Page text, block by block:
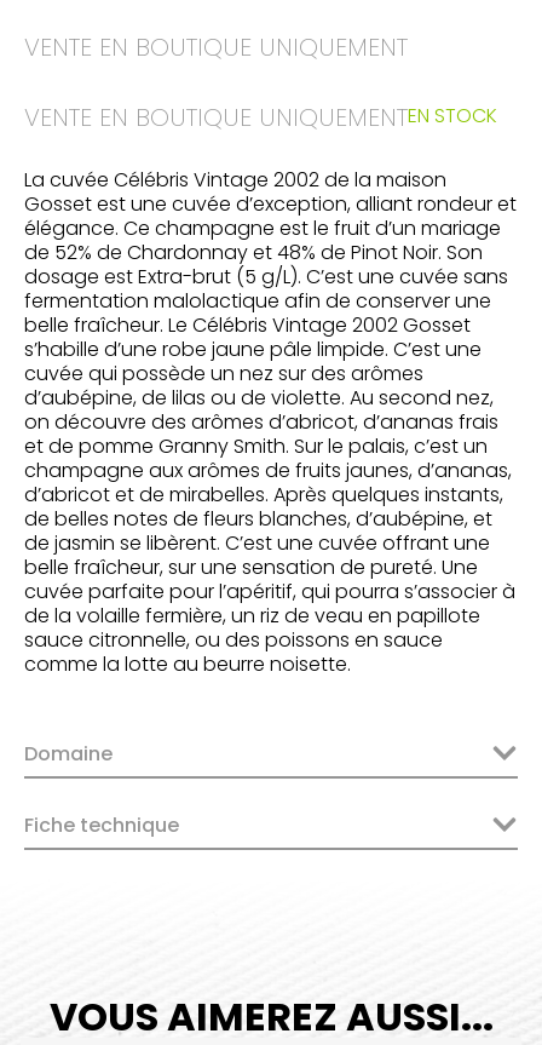
VENTE EN BOUTIQUE UNIQUEMENT
VENTE EN BOUTIQUE UNIQUEMENTEN STOCK
La cuvée Célébris Vintage 2002 de la maison
Gosset est une cuvée d’exception, alliant rondeur et
élégance. Ce champagne est le fruit d’un mariage
de 52% de Chardonnay et 48% de Pinot Noir. Son
dosage est Extra-brut (5 g/L). C’est une cuvée sans
fermentation malolactique afin de conserver une
belle fraîcheur. Le Célébris Vintage 2002 Gosset
s’habille d’une robe jaune pâle limpide. C’est une
cuvée qui possède un nez sur des arômes
d’aubépine, de lilas ou de violette. Au second nez,
on découvre des arômes d’abricot, d’ananas frais
et de pomme Granny Smith. Sur le palais, c’est un
champagne aux arômes de fruits jaunes, d’ananas,
d’abricot et de mirabelles. Après quelques instants,
de belles notes de fleurs blanches, d’aubépine, et
de jasmin se libèrent. C’est une cuvée offrant une
belle fraîcheur, sur une sensation de pureté. Une
cuvée parfaite pour l’apéritif, qui pourra s’associer à
de la volaille fermière, un riz de veau en papillote
sauce citronnelle, ou des poissons en sauce
comme la lotte au beurre noisette.
Domaine
Fiche technique
VOUS AIMEREZ AUSSI...